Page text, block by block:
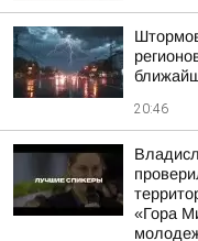
20:46
«Гора